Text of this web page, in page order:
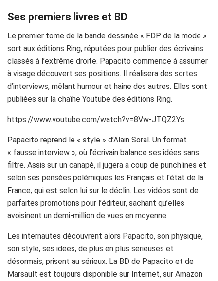
Ses premiers livres et BD
Le premier tome de la bande dessinée « FDP de la mode »
sort aux éditions Ring, réputées pour publier des écrivains
classés à l’extrême droite. Papacito commence à assumer
à visage découvert ses positions. Il réalisera des sortes
d’interviews, mêlant humour et haine des autres. Elles sont
publiées sur la chaîne Youtube des éditions Ring.
https://www.youtube.com/watch?v=8Vw-JTQZ2Ys
Papacito reprend le « style » d’Alain Soral. Un format
« fausse interview », où l’écrivain balance ses idées sans
filtre. Assis sur un canapé, il jugera à coup de punchlines et
selon ses pensées polémiques les Français et l’état de la
France, qui est selon lui sur le déclin. Les vidéos sont de
parfaites promotions pour l’éditeur, sachant qu’elles
avoisinent un demi-million de vues en moyenne.
Les internautes découvrent alors Papacito, son physique,
son style, ses idées, de plus en plus sérieuses et
désormais, prisent au sérieux. La BD de Papacito et de
Marsault est toujours disponible sur Internet, sur Amazon